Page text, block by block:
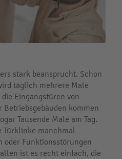
stark beansprucht. Schon
täglich mehrere Male
Eingangstüren von
kommen
Tausende Male am Tag.
Türklinke manchmal
oder Funktionsstörungen
ist es recht einfach, die